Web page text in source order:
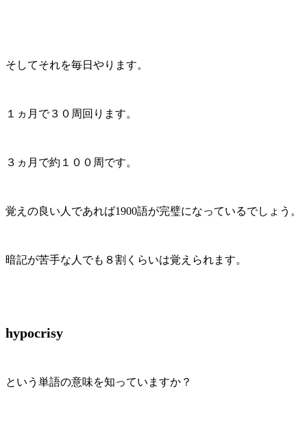
そしてそれを毎日やります。
１ヵ月で３０周回ります。
３ヵ月で約１００周です。
覚えの良い人であれば1900語が完璧になっているでしょう。
暗記が苦手な人でも８割くらいは覚えられます。
hypocrisy
という単語の意味を知っていますか？